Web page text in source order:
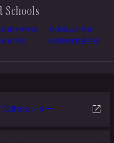
都小中学校
附属桃山小学校
等学校 附属特別支援学校
度化センター